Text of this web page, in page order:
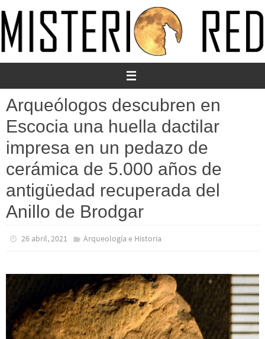
al
contenido
Arqueólogos descubren en
Escocia una huella dactilar
impresa en un pedazo de
cerámica de 5.000 años de
antigüedad recuperada del
Anillo de Brodgar
26 abril, 2021 Arqueología e Historia